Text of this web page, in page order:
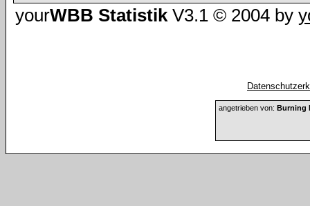
yourWBB Statistik V3.1 © 2004 by
angetrieben von: Burning